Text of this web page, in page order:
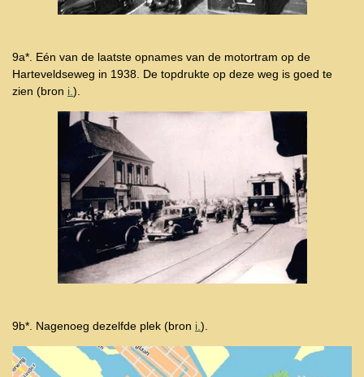
9a*. Eén van de laatste opnames van de motortram op de
Harteveldseweg in 1938. De topdrukte op deze weg is goed te
zien (bron i. ).
9b*. Nagenoeg dezelfde plek (bron i. ).